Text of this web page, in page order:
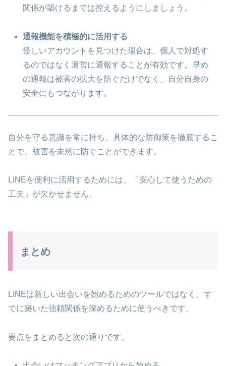
関係が築けるまでは控えるようにしましょう。
通報機能を積極的に活用する
怪しいアカウントを見つけた場合は、個人で対処す
るのではなく運営に通報することが有効です。早め
の通報は被害の拡大を防ぐだけでなく、自分自身の
安全にもつながります。
自分を守る意識を常に持ち、具体的な防御策を徹底するこ
とで、被害を未然に防ぐことができます。
LINEを便利に活用するためには、「安心して使うための
工夫」が欠かせません。
まとめ
LINEは新しい出会いを始めるためのツールではなく、す
でに築いた信頼関係を深めるために使うべきです。
要点をまとめると次の通りです。